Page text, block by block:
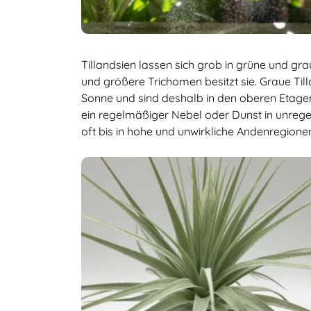
Tillandsien lassen sich grob in grüne und
und größere Trichomen besitzt sie. Graue
Sonne und sind deshalb in den oberen
ein regelmäßiger Nebel oder Dunst in
oft bis in hohe und unwirkliche